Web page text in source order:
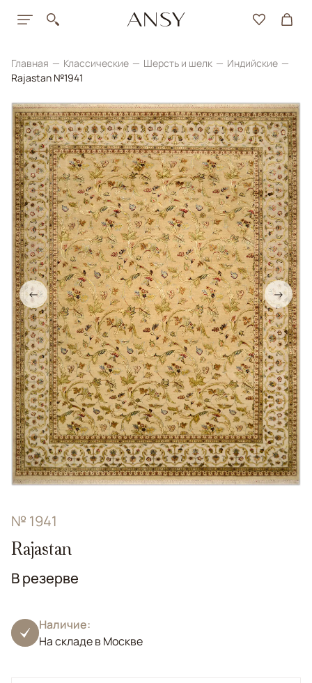
Главная Классические Шерсть и шелк
Индийские
Rajastan №1941
← →
№ 1941
Rajastan
В резерве
Наличие:
На складе в Москве